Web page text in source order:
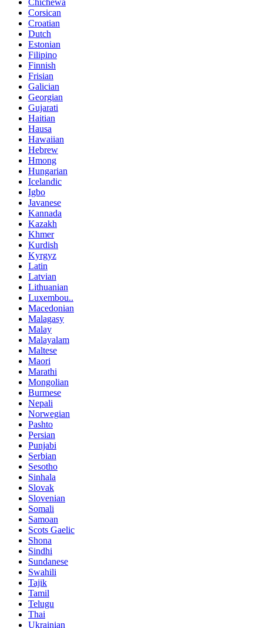
Chichewa
Corsican
Croatian
Dutch
Estonian
Filipino
Finnish
Frisian
Galician
Georgian
Gujarati
Haitian
Hausa
Hawaiian
Hebrew
Hmong
Hungarian
Icelandic
Igbo
Javanese
Kannada
Kazakh
Khmer
Kurdish
Kyrgyz
Latin
Latvian
Lithuanian
Luxembou..
Macedonian
Malagasy
Malay
Malayalam
Maltese
Maori
Marathi
Mongolian
Burmese
Nepali
Norwegian
Pashto
Persian
Punjabi
Serbian
Sesotho
Sinhala
Slovak
Slovenian
Somali
Samoan
Scots Gaelic
Shona
Sindhi
Sundanese
Swahili
Tajik
Tamil
Telugu
Thai
Ukrainian